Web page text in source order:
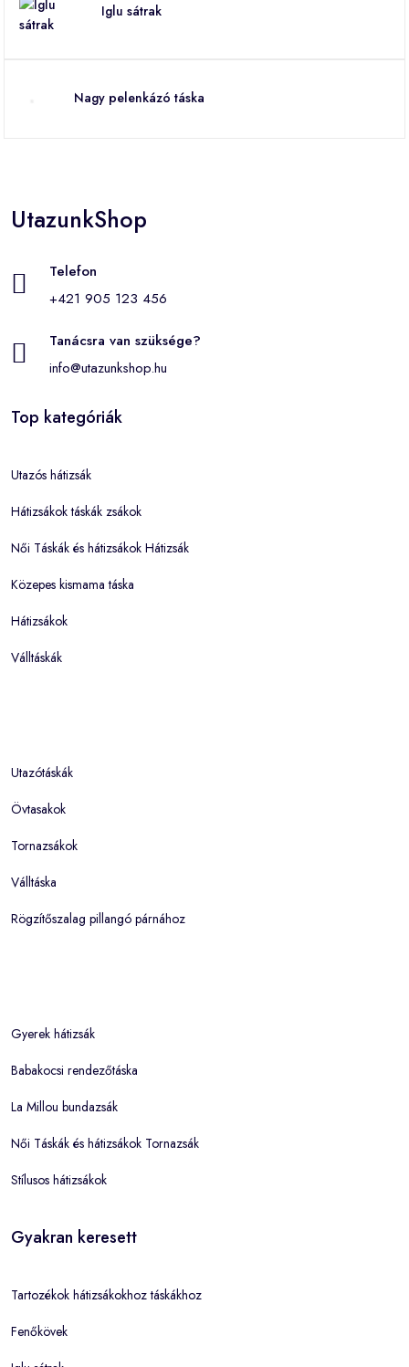
Iglu sátrak
Nagy pelenkázó táska
UtazunkShop
Telefon
+421 905 123 456
Tanácsra van szüksége?
info@utazunkshop.hu
Top kategóriák
Utazós hátizsák
Hátizsákok táskák zsákok
Női Táskák és hátizsákok Hátizsák
Közepes kismama táska
Hátizsákok
Válltáskák
Utazótáskák
Övtasakok
Tornazsákok
Válltáska
Rögzítőszalag pillangó párnához
Gyerek hátizsák
Babakocsi rendezőtáska
La Millou bundazsák
Női Táskák és hátizsákok Tornazsák
Stílusos hátizsákok
Gyakran keresett
Tartozékok hátizsákokhoz táskákhoz
Fenőkövek